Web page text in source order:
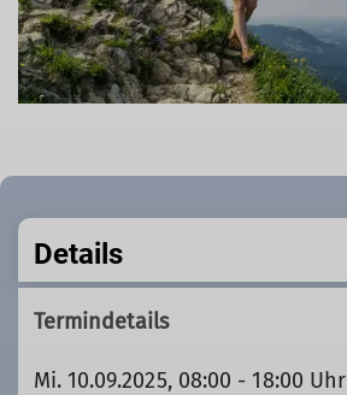
Details
Termindetails
Mi. 10.09.2025, 08:00 - 18:00 Uhr